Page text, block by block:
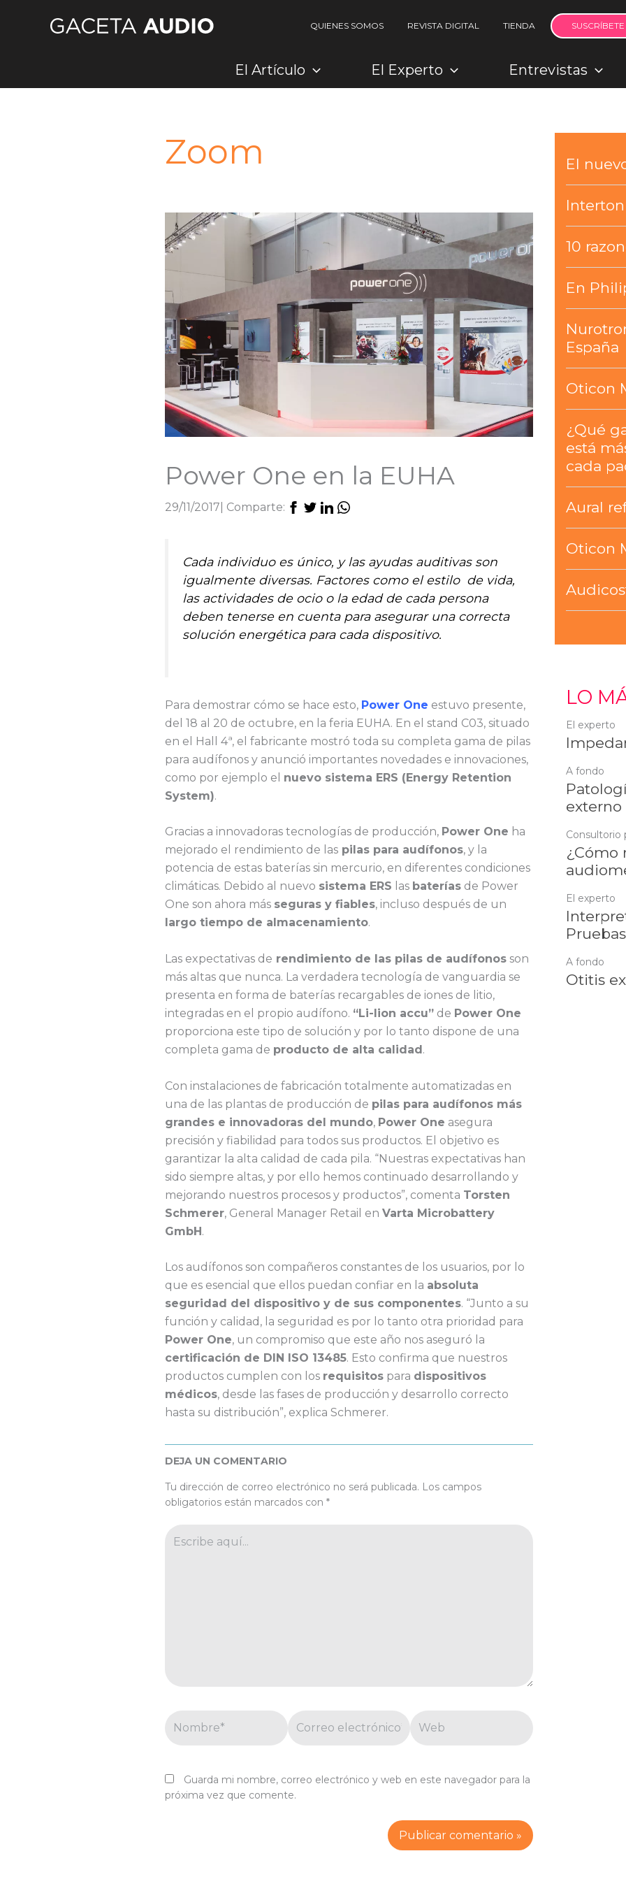
QUIENES SOMOS REVISTA DIGITAL TIENDA SUSCRÍBETE
El Artículo El Experto Entrevistas
Zoom
Power One en la EUHA
29/11/2017 | Comparte:
Cada individuo es único, y las ayudas auditivas son
igualmente diversas. Factores como el estilo de vida,
las actividades de ocio o la edad de cada persona
deben tenerse en cuenta para asegurar una correcta
solución energética para cada dispositivo.
Para demostrar cómo se hace esto, Power One estuvo presente,
del 18 al 20 de octubre, en la feria EUHA. En el stand C03, situado
en el Hall 4ª, el fabricante mostró toda su completa gama de pilas
para audífonos y anunció importantes novedades e innovaciones,
como por ejemplo el nuevo sistema ERS (Energy Retention
System).
Gracias a innovadoras tecnologías de producción, Power One ha
mejorado el rendimiento de las pilas para audífonos, y la
potencia de estas baterías sin mercurio, en diferentes condiciones
climáticas. Debido al nuevo sistema ERS las baterías de Power
One son ahora más seguras y fiables, incluso después de un
largo tiempo de almacenamiento.
Las expectativas de rendimiento de las pilas de audífonos son
más altas que nunca. La verdadera tecnología de vanguardia se
presenta en forma de baterías recargables de iones de litio,
integradas en el propio audífono. “Li-Iion accu” de Power One
proporciona este tipo de solución y por lo tanto dispone de una
completa gama de producto de alta calidad.
Con instalaciones de fabricación totalmente automatizadas en
una de las plantas de producción de pilas para audífonos más
grandes e innovadoras del mundo, Power One asegura
precisión y fiabilidad para todos sus productos. El objetivo es
garantizar la alta calidad de cada pila. “Nuestras expectativas han
sido siempre altas, y por ello hemos continuado desarrollando y
mejorando nuestros procesos y productos”, comenta Torsten
Schmerer, General Manager Retail en Varta Microbattery
GmbH.
Los audífonos son compañeros constantes de los usuarios, por lo
que es esencial que ellos puedan confiar en la absoluta
seguridad del dispositivo y de sus componentes. “Junto a su
función y calidad, la seguridad es por lo tanto otra prioridad para
Power One, un compromiso que este año nos aseguró la
certificación de DIN ISO 13485. Esto confirma que nuestros
productos cumplen con los requisitos para dispositivos
médicos, desde las fases de producción y desarrollo correcto
hasta su distribución”, explica Schmerer.
DEJA UN COMENTARIO
Tu dirección de correo electrónico no será publicada. Los campos
obligatorios están marcados con *
Guarda mi nombre, correo electrónico y web en este navegador para la
próxima vez que comente.
El
Interton
10
En
España
Oticon
¿Qué
está
cada
Aural
Oticon
LO
El experto
A fondo
externo
Consultorio
¿Cómo
El experto
A fondo
Otitis